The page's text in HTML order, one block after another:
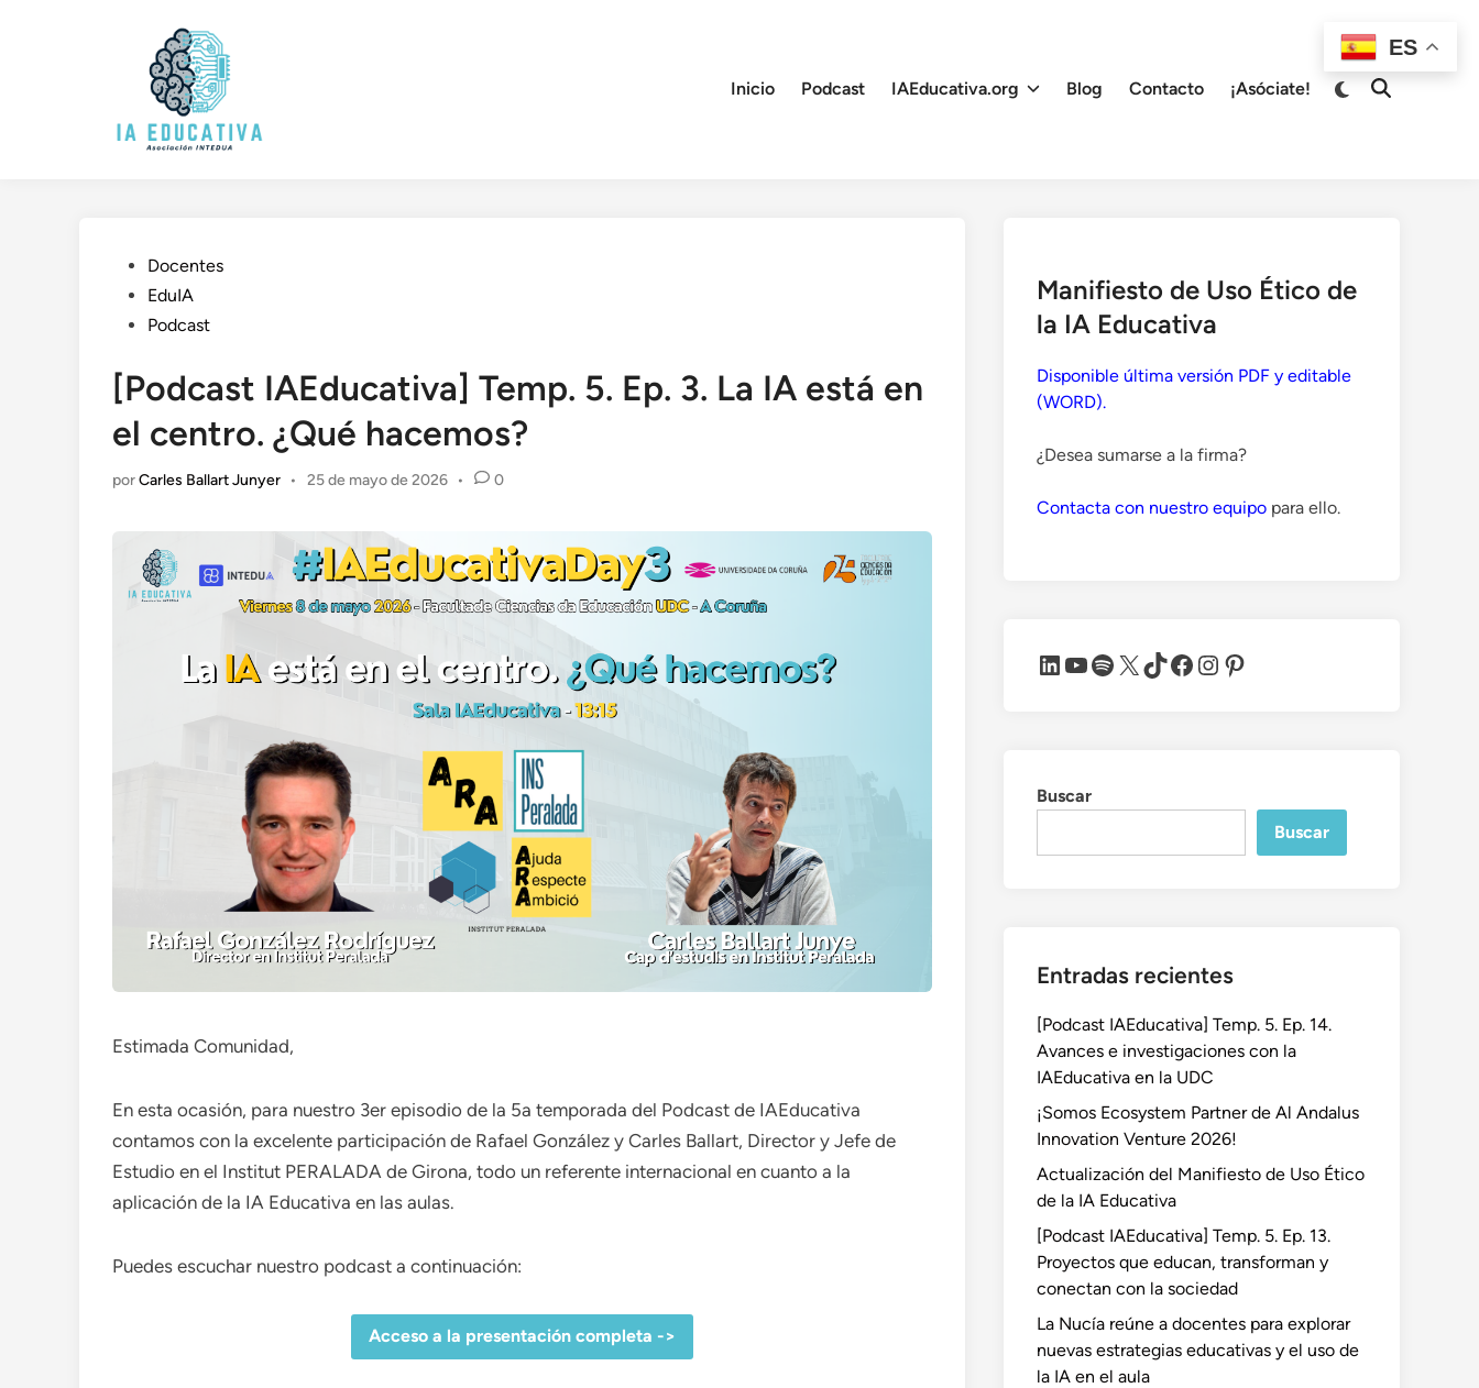
Inicio
Podcast IAEducativa.org Blog Contacto ¡Asóciate!
Cambiar
Abrir
Publicado
en
Docentes
EduIA
Podcast
[Podcast IAEducativa] Temp. 5. Ep. 3. La IA está en
el centro. ¿Qué hacemos?
porCarles Ballart Junyer • 25 de mayo de 2026 • 0
Estimada Comunidad,
En esta ocasión, para nuestro 3er episodio de la 5a temporada del Podcast de IAEducativa
contamos con la excelente participación de Rafael González y Carles Ballart, Director y Jefe de
Estudio en el Institut PERALADA de Girona, todo un referente internacional en cuanto a la
aplicación de la IA Educativa en las aulas.
Puedes escuchar nuestro podcast a continuación:
Acceso a la presentación completa ->
Manifiesto de Uso Ético de
la IA Educativa
Disponible última versión PDF y editable
(WORD).
¿Desea sumarse a la firma?
Contacta con nuestro equipo para ello.
LinkedIn
YouTube
Spotify
X TikTok
Facebook
Instagram
Pinterest
Buscar
Buscar
Entradas recientes
[Podcast IAEducativa] Temp. 5. Ep. 14.
Avances e investigaciones con la
IAEducativa en la UDC
¡Somos Ecosystem Partner de Al Andalus
Innovation Venture 2026!
Actualización del Manifiesto de Uso Ético
de la IA Educativa
[Podcast IAEducativa] Temp. 5. Ep. 13.
Proyectos que educan, transforman y
conectan con la sociedad
La Nucía reúne a docentes para explorar
nuevas estrategias educativas y el uso de
la IA en el aula
ES